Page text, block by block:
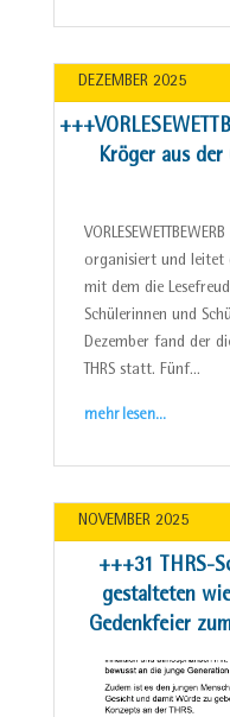
Kröger aus
DEZEMBER 2025
organisiert und leitet
mit dem die
Schülerinnen und
Dezember fand der
THRS statt. Fünf…
mehr lesen…
+++31 THRS-
gestalteten
Gedenkfeier
NOVEMBER 2025